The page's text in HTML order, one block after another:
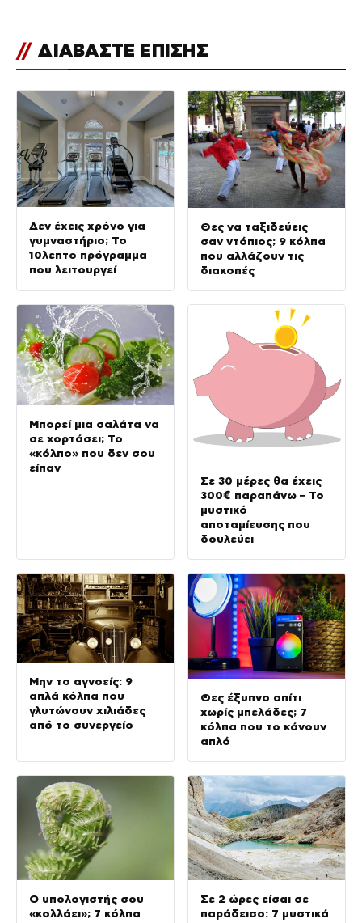
// ΔΙΑΒΑΣΤΕ ΕΠΙΣΗΣ
Δεν έχεις χρόνο για
γυμναστήριο; Το
10λεπτο πρόγραμμα
που λειτουργεί
Θες να ταξιδεύεις
σαν ντόπιος; 9 κόλπα
που αλλάζουν τις
διακοπές
Μπορεί μια σαλάτα να
σε χορτάσει; Το
«κόλπο» που δεν σου
είπαν
Σε 30 μέρες θα έχεις
300€ παραπάνω – Το
μυστικό
αποταμίευσης που
δουλεύει
Μην το αγνοείς: 9
απλά κόλπα που
γλυτώνουν χιλιάδες
από το συνεργείο
Θες έξυπνο σπίτι
χωρίς μπελάδες; 7
κόλπα που το κάνουν
απλό
Ο υπολογιστής σου
«κολλάει»; 7 κόλπα
Σε 2 ώρες είσαι σε
παράδεισο: 7 μυστικά